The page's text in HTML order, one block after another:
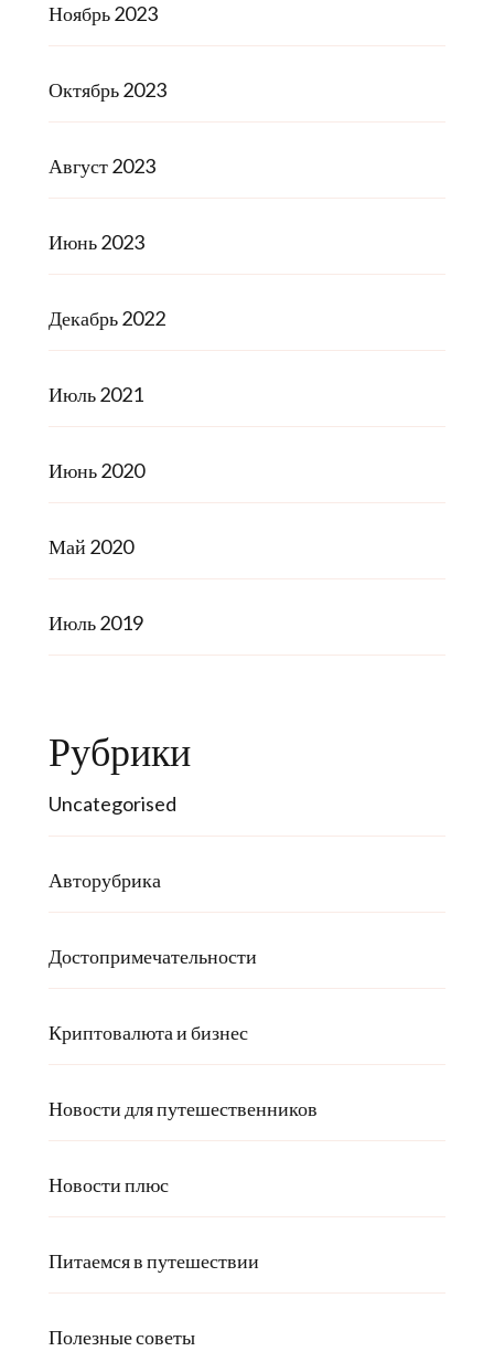
Ноябрь 2023
Октябрь 2023
Август 2023
Июнь 2023
Декабрь 2022
Июль 2021
Июнь 2020
Май 2020
Июль 2019
Рубрики
Uncategorised
Авторубрика
Достопримечательности
Криптовалюта и бизнес
Новости для путешественников
Новости плюс
Питаемся в путешествии
Полезные советы